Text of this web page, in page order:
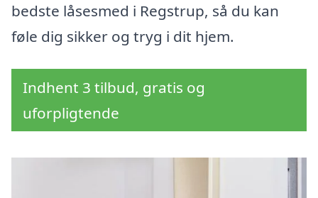
bedste låsesmed i Regstrup, så du kan
føle dig sikker og tryg i dit hjem.
Indhent 3 tilbud, gratis og
uforpligtende